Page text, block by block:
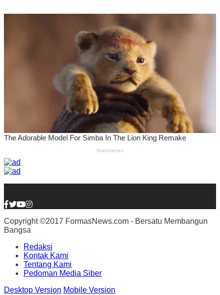
Copyright ©2017 FormasNews.com - Bersatu Membangun
Bangsa
Redaksi
Kontak Kami
Tentang Kami
Pedoman Media Siber
Desktop Version Mobile Version